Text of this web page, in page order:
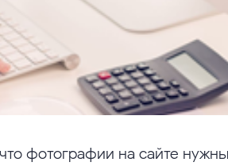
фотографии на сайте